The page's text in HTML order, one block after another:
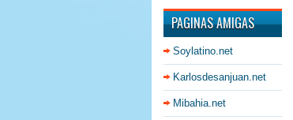
PAGINAS AMIGAS
Soylatino.net
Karlosdesanjuan.net
Mibahia.net